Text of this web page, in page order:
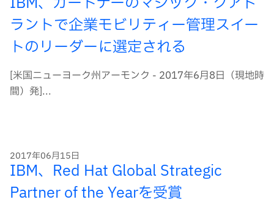
ラントで企業モビリティー管理スイー
トのリーダーに選定される
[米国ニューヨーク州アーモンク - 2017年6月8日（現地時
間）発]...
2017年06月15日
IBM、Red Hat Global Strategic
Partner of the Yearを受賞